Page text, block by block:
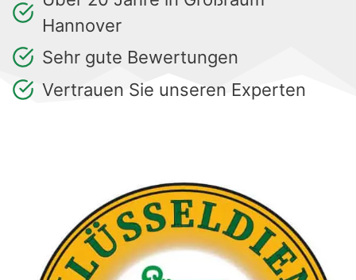
Hannover
Sehr gute Bewertungen
Vertrauen Sie unseren Experten